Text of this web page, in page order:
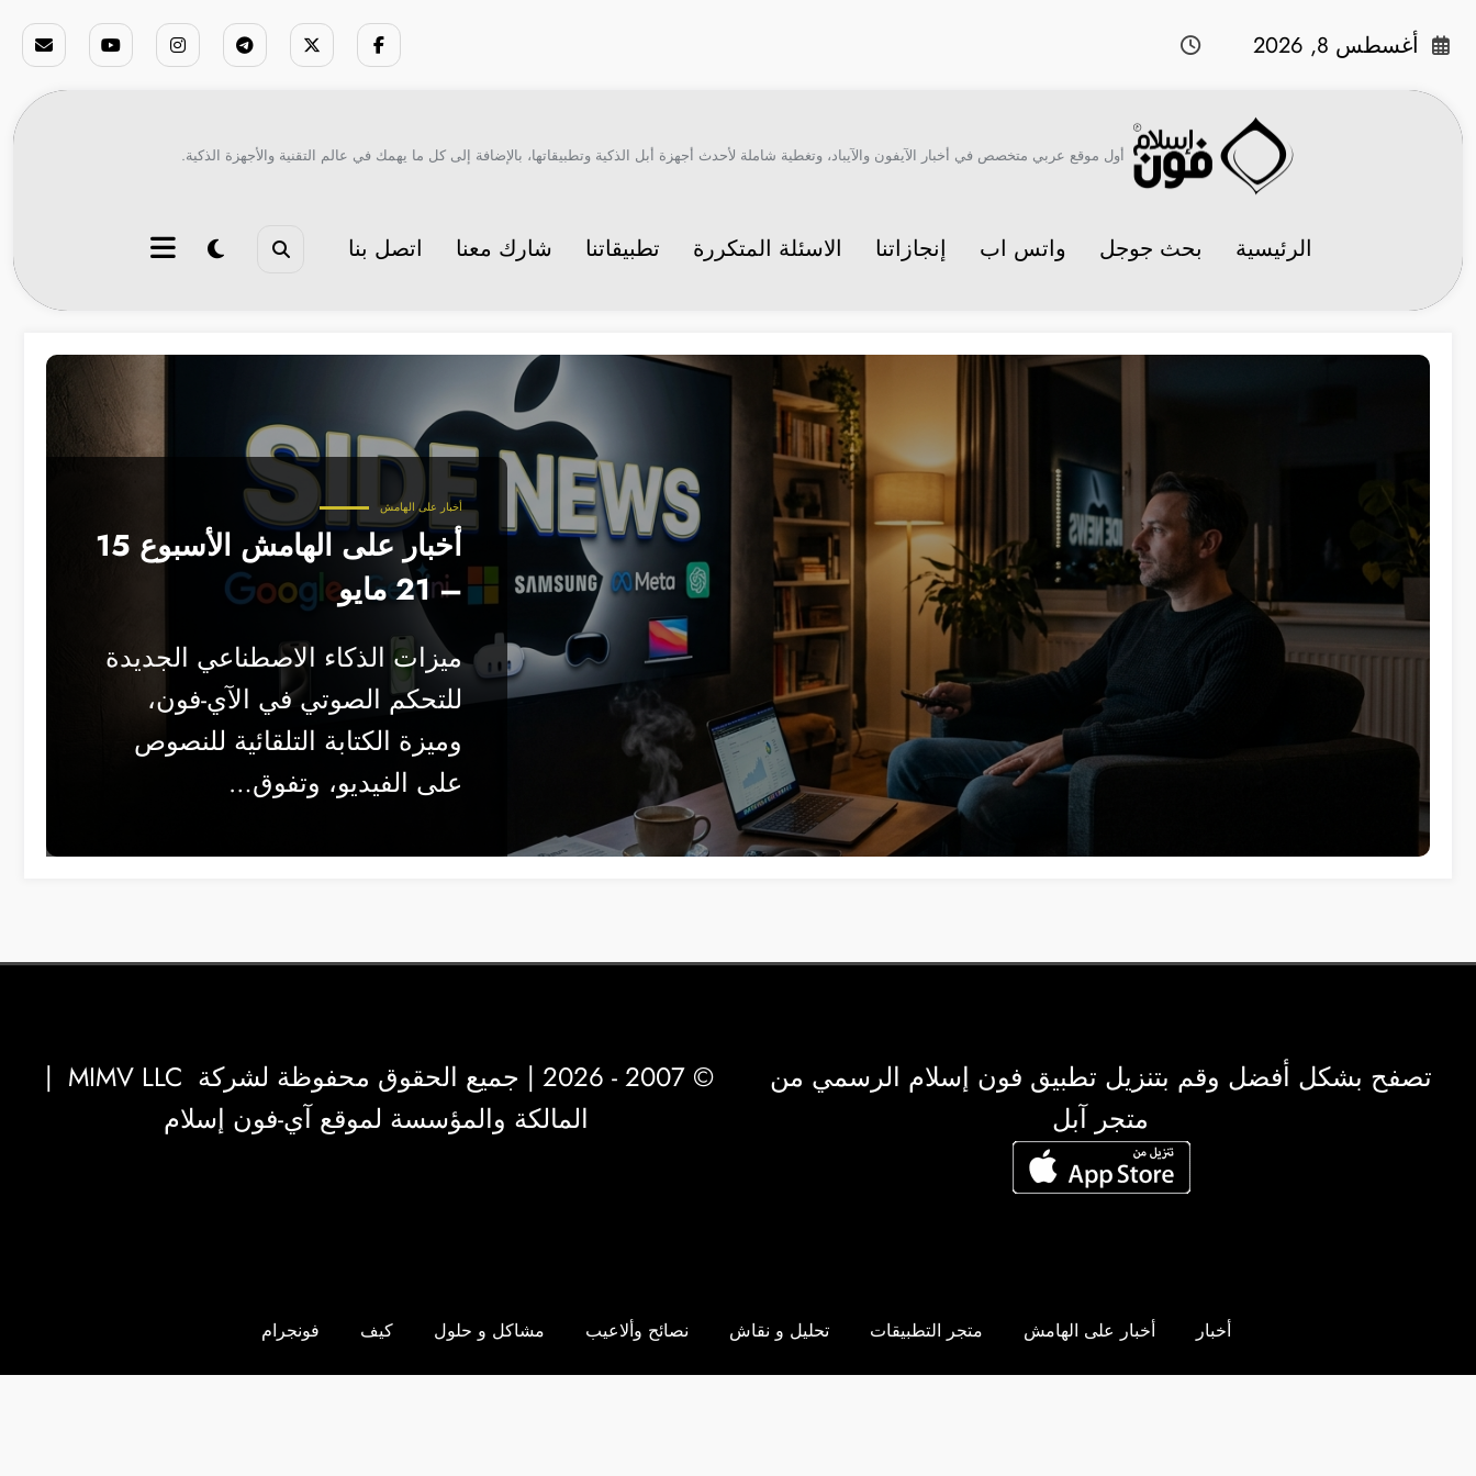
أغسطس 8, 2026
أول موقع عربي متخصص في أخبار الآيفون والآيباد، وتغطية شاملة لأحدث أجهزة أبل الذكية وتطبيقاتها، بالإضافة إلى كل ما يهمك في عالم التقنية والأجهزة الذكية.
الرئيسية بحث جوجل واتس اب إنجازاتنا الاسئلة المتكررة تطبيقاتنا شارك معنا اتصل بنا
أخبار على الهامش
أخبار على الهامش الأسبوع 15
– 21 مايو
ميزات الذكاء الاصطناعي الجديدة
للتحكم الصوتي في الآي-فون،
وميزة الكتابة التلقائية للنصوص
على الفيديو، وتفوق…
تصفح بشكل أفضل وقم بتنزيل تطبيق فون إسلام الرسمي من
متجر آبل
© 2007 - 2026 | جميع الحقوق محفوظة لشركة MIMV LLC
|
المالكة والمؤسسة لموقع آي-فون إسلام
أخبار أخبار على الهامش متجر التطبيقات تحليل و نقاش نصائح وألاعيب مشاكل و حلول كيف فونجرام